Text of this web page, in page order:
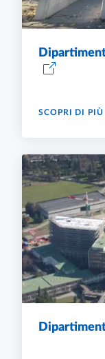
SCOPRI DI PIÙ